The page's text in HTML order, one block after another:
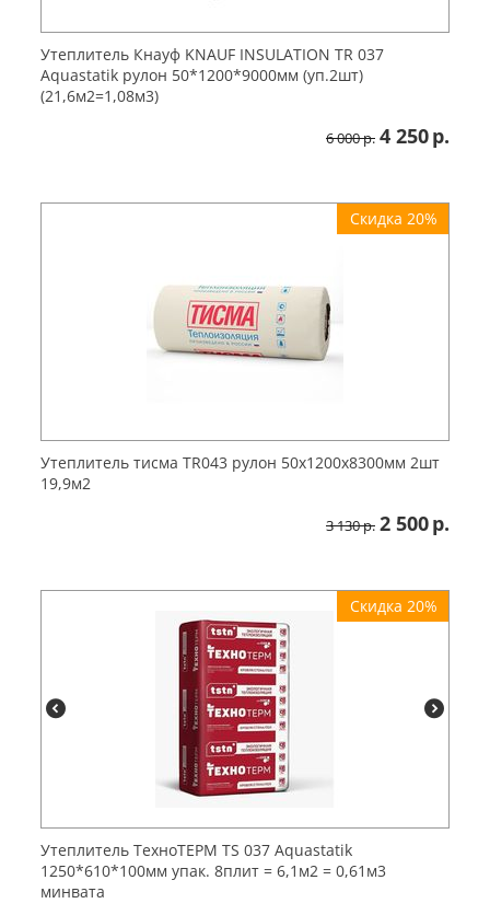
Утеплитель Кнауф KNAUF INSULATION TR 037
Aquastatik рулон 50*1200*9000мм (уп.2шт)
(21,6м2=1,08м3)
6 000р. 4 250р.
Скидка 20%
Утеплитель тисма TR043 рулон 50x1200x8300мм 2шт
19,9м2
3 130р. 2 500р.
Скидка 20%
Утеплитель ТехноТЕРМ TS 037 Aquastatik
1250*610*100мм упак. 8плит = 6,1м2 = 0,61м3
минвата